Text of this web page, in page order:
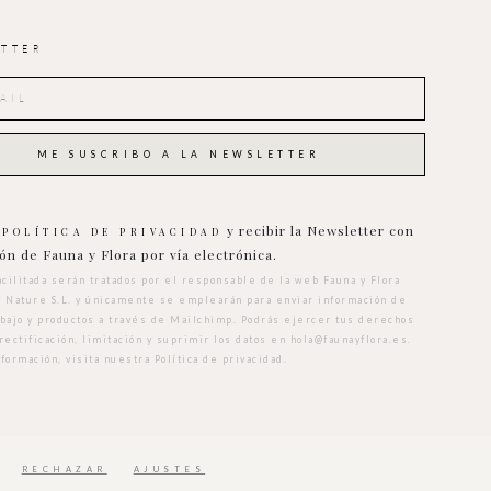
POLÍTICA DE PRIVACIDAD
y recibir la Newsletter con
de Fauna y Flora por vía electrónica.
serán tratados por el responsable de la web Fauna y Flora
Nature S.L. y únicamente se emplearán para enviar información de
y productos a través de Mailchimp. Podrás ejercer tus derechos
rectificación, limitación y suprimir los datos en
hola@faunayflora.es
visita nuestra
Política de privacidad
RECHAZAR AJUSTES